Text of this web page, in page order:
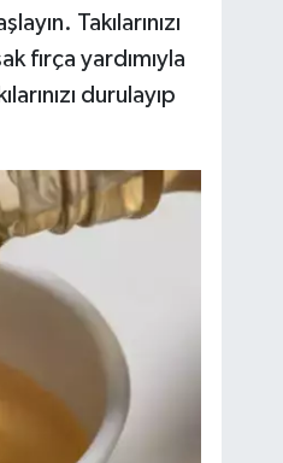
Takılarınızı
fırça yardımıyla
durulayıp